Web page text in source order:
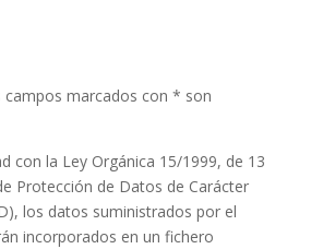
campos marcados con * son
con la Ley Orgánica 15/1999, de 13
Protección de Datos de Carácter
los datos suministrados por el
incorporados en un fichero